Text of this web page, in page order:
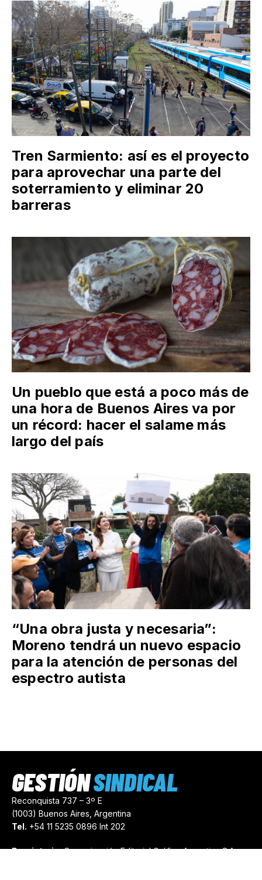
Tren Sarmiento: así es el proyecto
para aprovechar una parte del
soterramiento y eliminar 20
barreras
Un pueblo que está a poco más de
una hora de Buenos Aires va por
un récord: hacer el salame más
largo del país
“Una obra justa y necesaria”:
Moreno tendrá un nuevo espacio
para la atención de personas del
espectro autista
Reconquista 737 – 3º E
(1003) Buenos Aires, Argentina
Tel. +54 11 5235 0896 Int 202
Propietario:Comunicación Editorial Gráfica Argentina S.A.
GESTIÓNSINDICAL